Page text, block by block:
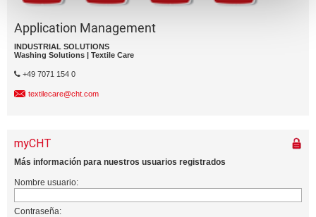
Application Management
INDUSTRIAL SOLUTIONS
Washing Solutions | Textile Care
+49 7071 154 0
textilecare@cht.com